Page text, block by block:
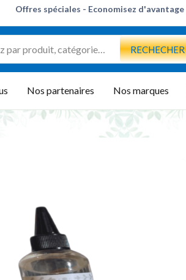
Offres spéciales - Économisez d'avantage
aujourd'hui
Obtenez des appareils exceptionnels
réduction
RECHECHER
Nos partenaires Nos marques